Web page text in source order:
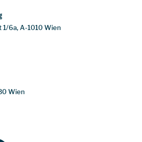
6a, A-1010 Wien
Wien